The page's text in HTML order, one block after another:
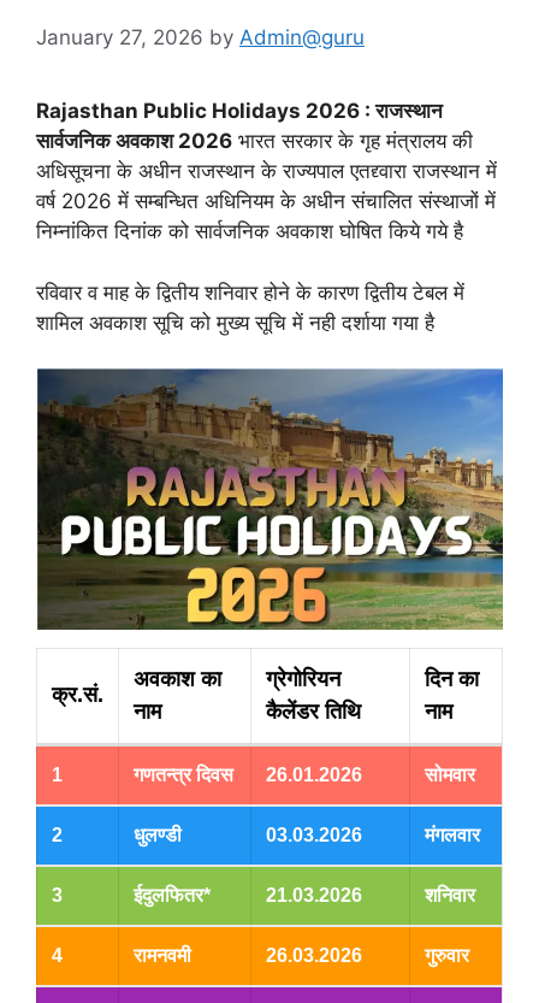
January 27, 2026 by Admin@guru
Rajasthan Public Holidays 2026 : राजस्थान
सार्वजनिक अवकाश 2026 भारत सरकार के गृह मंत्रालय की
अधिसूचना के अधीन राजस्थान के राज्यपाल एतद्द्वारा राजस्थान में
वर्ष 2026 में सम्बन्धित अधिनियम के अधीन संचालित संस्थाजों में
निम्नांकित दिनांक को सार्वजनिक अवकाश घोषित किये गये है
रविवार व माह के द्वितीय शनिवार होने के कारण द्वितीय टेबल में
शामिल अवकाश सूचि को मुख्य सूचि में नही दर्शाया गया है
क्र.सं.
अवकाश का
नाम
ग्रेगोरियन
कैलेंडर तिथि
दिन का
नाम
1 गणतन्त्र दिवस 26.01.2026 सोमवार
2 धुलण्डी 03.03.2026 मंगलवार
3 ईदुलफितर* 21.03.2026 शनिवार
4 रामनवमी 26.03.2026 गुरुवार